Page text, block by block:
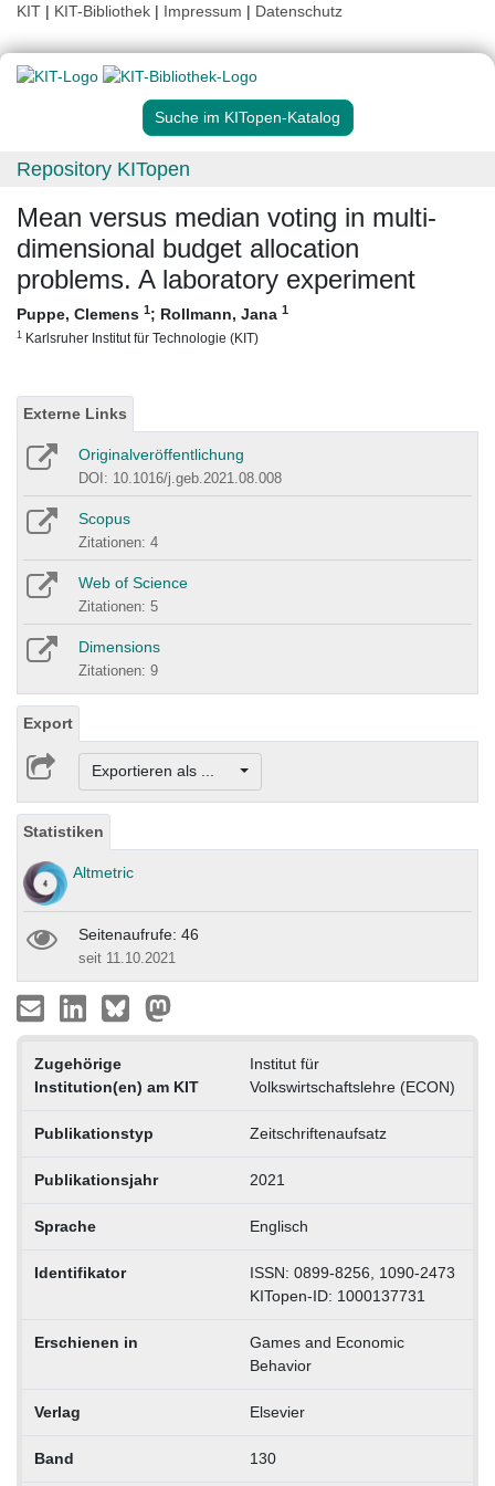
KIT | KIT-Bibliothek | Impressum | Datenschutz
Suche im KITopen-Katalog
Repository KITopen
Mean versus median voting in multi-
dimensional budget allocation
problems. A laboratory experiment
Puppe, Clemens 1; Rollmann, Jana 1
1 Karlsruher Institut für Technologie (KIT)
Externe Links
Originalveröffentlichung
DOI: 10.1016/j.geb.2021.08.008
Scopus
Zitationen: 4
Web of Science
Zitationen: 5
Dimensions
Zitationen: 9
Export
Exportieren als ...
Statistiken
Altmetric
Seitenaufrufe: 46
seit 11.10.2021
Zugehörige
Institution(en) am KIT
Institut für
Volkswirtschaftslehre (ECON)
Publikationstyp Zeitschriftenaufsatz
Publikationsjahr 2021
Sprache Englisch
Identifikator
ISSN: 0899-8256, 1090-2473
KITopen-ID: 1000137731
Erschienen in
Games and Economic
Behavior
Verlag Elsevier
Band 130